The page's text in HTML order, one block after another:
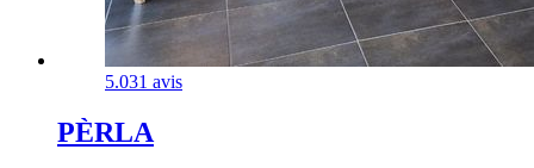
5.031 avis
PÈRLA